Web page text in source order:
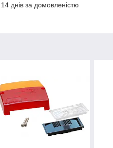
днів за домовленістю